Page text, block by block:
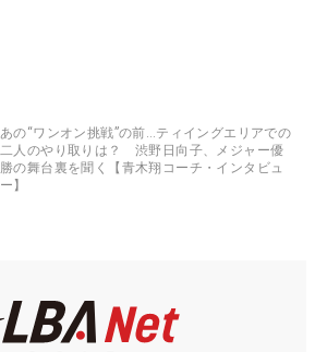
あの“ワンオン挑戦”の前…ティイングエリアでの
二人のやり取りは？ 渋野日向子、メジャー優
勝の舞台裏を聞く【青木翔コーチ・インタビュ
ー】